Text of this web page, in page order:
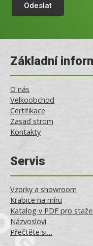
Odeslat
Základní
O nás
Velkoobchod
Certifikace
Zasaď strom
Kontakty
Servis
Vzorky a showroom
Krabice na míru
Katalog v PDF pro
Názvosloví
Přečtěte si…